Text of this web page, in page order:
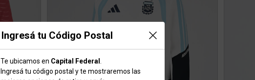
Ingresá tu Código Postal
Te ubicamos en Capital Federal
Ingresá tu código postal y te mostraremos las